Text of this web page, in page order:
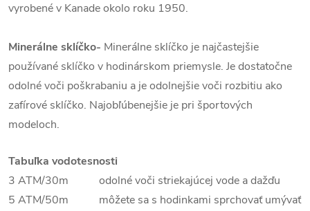
vyrobené v Kanade okolo roku 1950.
Minerálne sklíčko- Minerálne sklíčko je najčastejšie
používané sklíčko v hodinárskom priemysle. Je dostatočne
odolné voči poškrabaniu a je odolnejšie voči rozbitiu ako
zafírové sklíčko. Najobľúbenejšie je pri športových
modeloch.
Tabuľka vodotesnosti
3 ATM/30m odolné voči striekajúcej vode a dažďu
5 ATM/50m môžete sa s hodinkami sprchovať umývať